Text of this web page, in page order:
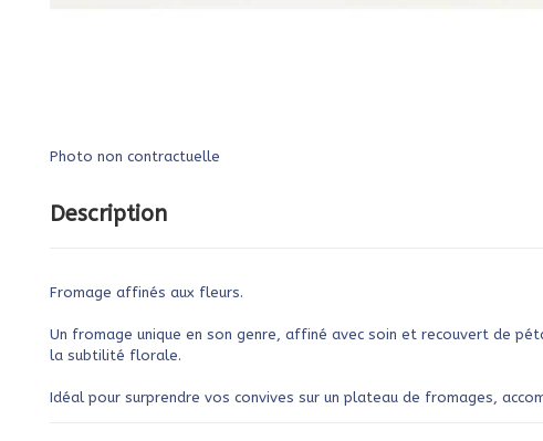
Photo non contractuelle
Description
Fromage affinés aux fleurs.
Un fromage unique en son genre, affiné avec soin et recouvert de
la subtilité florale.
Idéal pour surprendre vos convives sur un plateau de fromages,